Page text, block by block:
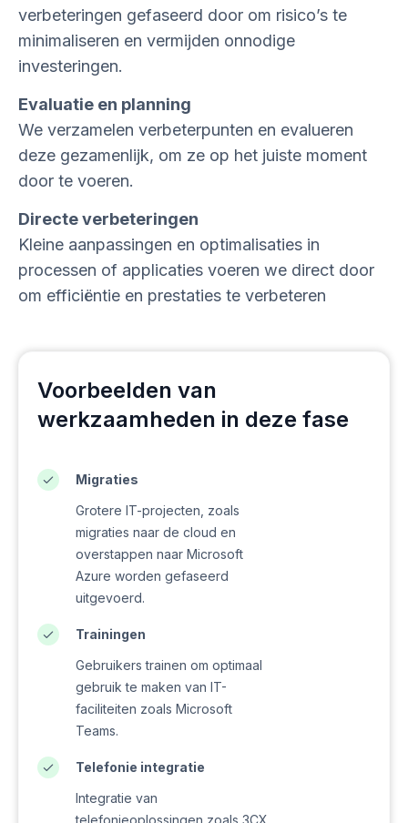
verbeteringen gefaseerd door om risico’s te
minimaliseren en vermijden onnodige
investeringen.
Evaluatie en planning
We verzamelen verbeterpunten en evalueren
deze gezamenlijk, om ze op het juiste moment
door te voeren.
Directe verbeteringen
Kleine aanpassingen en optimalisaties in
processen of applicaties voeren we direct door
om efficiëntie en prestaties te verbeteren
Voorbeelden van
werkzaamheden in deze fase
Migraties
Grotere IT-projecten, zoals
migraties naar de cloud en
overstappen naar Microsoft
Azure worden gefaseerd
uitgevoerd.
Trainingen
Gebruikers trainen om optimaal
gebruik te maken van IT-
faciliteiten zoals Microsoft
Teams.
Telefonie integratie
Integratie van
telefonieoplossingen zoals 3CX